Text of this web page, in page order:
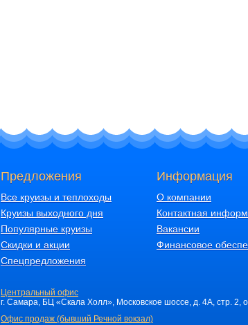
Предложения
Все круизы и теплоходы
Круизы выходного дня
Популярные круизы
Скидки и акции
Спецпредложения
Информация
О компании
Контактная
Вакансии
Финансовое
Центральный офис
г. Самара, БЦ «Скала Холл», Московское шоссе, д. 4А, стр.
Офис продаж (бывший Речной вокзал)